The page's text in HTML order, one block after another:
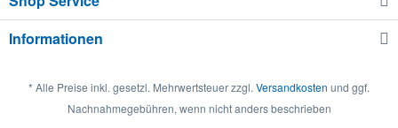
Informationen
* Alle Preise inkl. gesetzl. Mehrwertsteuer zzgl. Versandkosten und ggf.
Nachnahmegebühren, wenn nicht anders beschrieben